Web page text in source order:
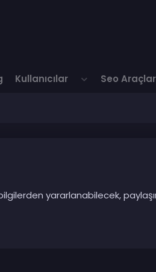
Kullanıcılar Seo
bilgilerden yararlanabilecek,